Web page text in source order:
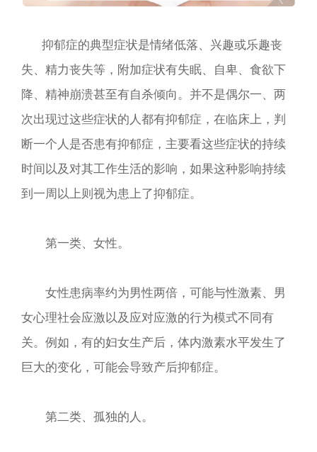
抑郁症的典型症状是情绪低落、兴趣或乐趣丧
失、精力丧失等，附加症状有失眠、自卑、食欲下
降、精神崩溃甚至有自杀倾向。并不是偶尔一、两
次出现过这些症状的人都有抑郁症，在临床上，判
断一个人是否患有抑郁症，主要看这些症状的持续
时间以及对其工作生活的影响，如果这种影响持续
到一周以上则视为患上了抑郁症。
第一类、女性。
女性患病率约为男性两倍，可能与性激素、男
女心理社会应激以及应对应激的行为模式不同有
关。例如，有的妇女生产后，体内激素水平发生了
巨大的变化，可能会导致产后抑郁症。
第二类、孤独的人。